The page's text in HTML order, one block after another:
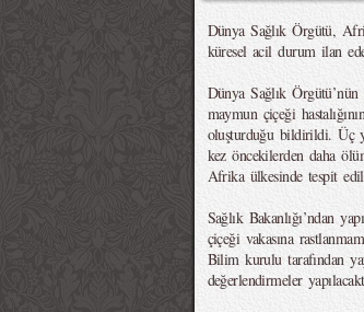
Dünya Sağlık Örgütü,
küresel acil durum ilan
Dünya Sağlık
maymun çiçeği
oluşturduğu bildirildi. Üç
kez öncekilerden daha
Afrika ülkesinde tespit
Sağlık Bakanlığı’ndan
çiçeği vakasına
Bilim kurulu tarafından
değerlendirmeler